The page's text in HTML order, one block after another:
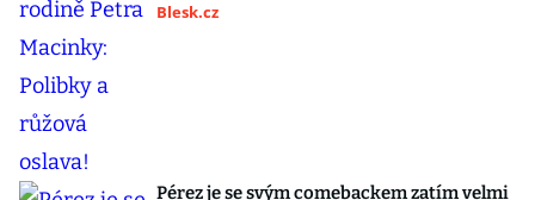
Blesk.cz
Pérez je se svým comebackem zatím velmi